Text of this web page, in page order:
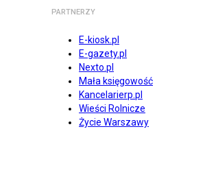
PARTNERZY
E-kiosk.pl
E-gazety.pl
Nexto.pl
Mała księgowość
Kancelarierp.pl
Wieści Rolnicze
Życie Warszawy